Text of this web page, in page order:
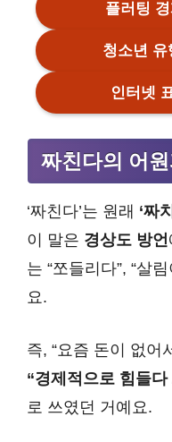
플러팅
청소년
인터넷
짜친다의 어원
‘짜친다’는 원래 ‘짜
이 말은 경상도 방언
는 “쪼들리다”, “살
요.
즉, “요즘 돈이 없어
“경제적으로 힘들
로 쓰였던 거예요.